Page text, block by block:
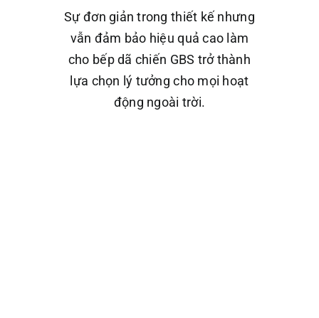
Sự đơn giản trong thiết kế nhưng
vẫn đảm bảo hiệu quả cao làm
cho bếp dã chiến GBS trở thành
lựa chọn lý tưởng cho mọi hoạt
động ngoài trời.